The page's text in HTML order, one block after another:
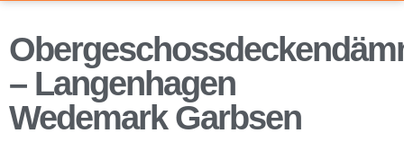
– Langenhagen
Wedemark Garbsen